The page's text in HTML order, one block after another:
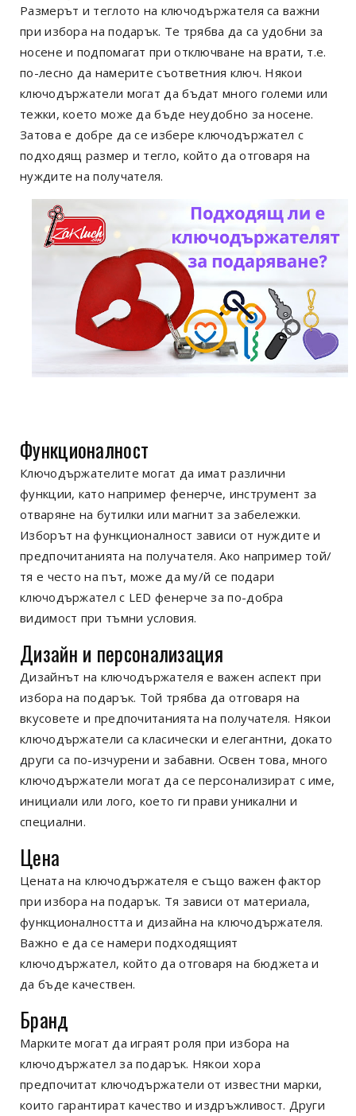
Размерът и теглото на ключодържателя са важни
при избора на подарък. Те трябва да са удобни за
носене и подпомагат при отключване на врати, т.е.
по-лесно да намерите съответния ключ. Някои
ключодържатели могат да бъдат много големи или
тежки, което може да бъде неудобно за носене.
Затова е добре да се избере ключодържател с
подходящ размер и тегло, който да отговаря на
нуждите на получателя.
Функционалност
Ключодържателите могат да имат различни
функции, като например фенерче, инструмент за
отваряне на бутилки или магнит за забележки.
Изборът на функционалност зависи от нуждите и
предпочитанията на получателя. Ако например той/
тя е често на път, може да му/й се подари
ключодържател с LED фенерче за по-добра
видимост при тъмни условия.
Дизайн и персонализация
Дизайнът на ключодържателя е важен аспект при
избора на подарък. Той трябва да отговаря на
вкусовете и предпочитанията на получателя. Някои
ключодържатели са класически и елегантни, докато
други са по-изчурени и забавни. Освен това, много
ключодържатели могат да се персонализират с име,
инициали или лого, което ги прави уникални и
специални.
Цена
Цената на ключодържателя е също важен фактор
при избора на подарък. Тя зависи от материала,
функционалността и дизайна на ключодържателя.
Важно е да се намери подходящият
ключодържател, който да отговаря на бюджета и
да бъде качествен.
Бранд
Марките могат да играят роля при избора на
ключодържател за подарък. Някои хора
предпочитат ключодържатели от известни марки,
които гарантират качество и издръжливост. Други